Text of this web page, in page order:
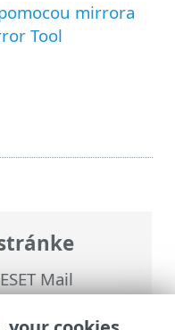
ESET Mail
>
> Počiatočná
mirrora
Tool